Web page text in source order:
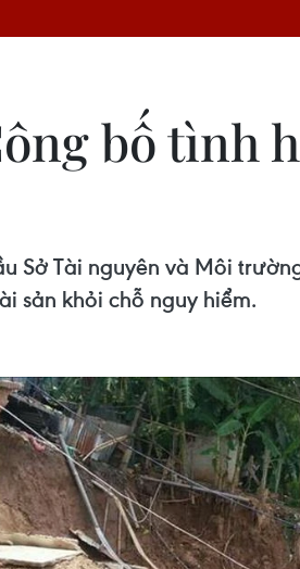
bố tình
Sở Tài nguyên và Môi
sản khỏi chỗ nguy hiểm.